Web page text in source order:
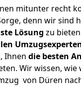
mitunter recht
denn wir sind
Lösung zu
Ihnen die besten
Wir wissen, wie
von Düren